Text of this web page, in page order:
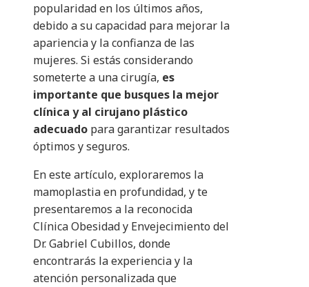
popularidad en los últimos años,
debido a su capacidad para mejorar la
apariencia y la confianza de las
mujeres. Si estás considerando
someterte a una cirugía, es
importante que busques la mejor
clínica y al cirujano plástico
adecuado para garantizar resultados
óptimos y seguros.
En este artículo, exploraremos la
mamoplastia en profundidad, y te
presentaremos a la reconocida
Clínica Obesidad y Envejecimiento del
Dr. Gabriel Cubillos, donde
encontrarás la experiencia y la
atención personalizada que